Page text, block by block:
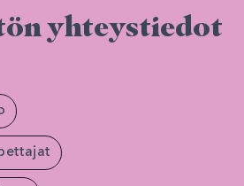
yhteystiedot